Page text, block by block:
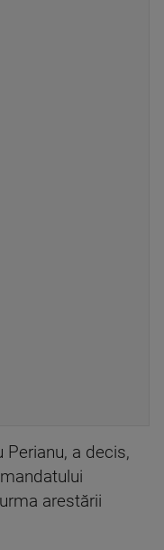
Perianu, a decis,
arestării